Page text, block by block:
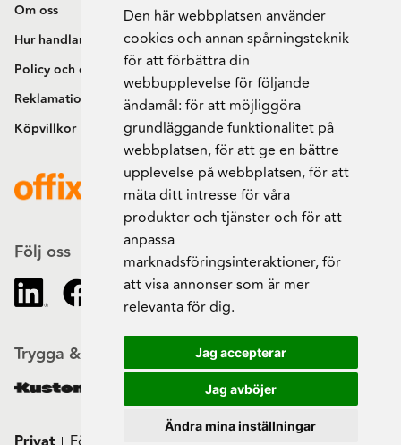
Den här webbplatsen använder
cookies och annan spårningsteknik
för att förbättra din
webbupplevelse för följande
ändamål: för att möjliggöra
grundläggande funktionalitet på
webbplatsen,för att ge en bättre
upplevelse på webbplatsen,för att
mäta ditt intresse för våra
produkter och tjänster och för att
anpassa
marknadsföringsinteraktioner,för
att visa annonser som är mer
relevanta för dig.
Jag accepterar
Jag avböjer
Ändra mina inställningar
Om oss
Hur handlar jag?
Policy och cookies
Reklamation och retur
Köpvillkor
Följ oss
Trygga & säkra beställningar